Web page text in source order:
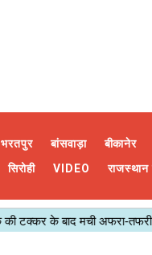
भरतपुर बांसवाड़ा बीकानेर
सिरोही VIDEO राजस्थान